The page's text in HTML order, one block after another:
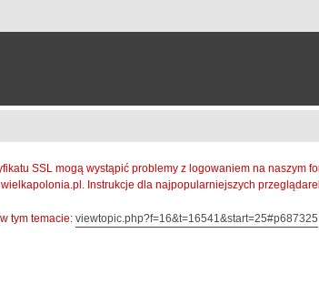
SSL mogą wystąpić problemy z logowaniem na
Instrukcje dla najpopularniejszych
tym temacie: viewtopic.php?f=16&t=16541&start=25#p687325